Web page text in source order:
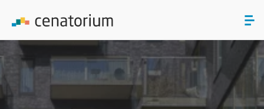
PRODUKTY
ZAMKNIJ